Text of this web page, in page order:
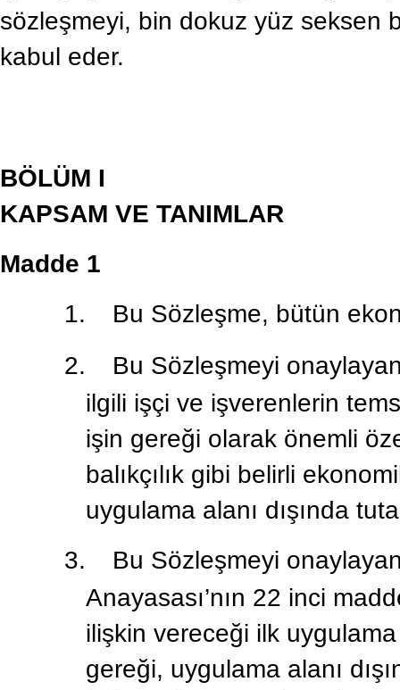
sözleşmeyi, bin dokuz yüz seksen
kabul eder.
BÖLÜM I
KAPSAM VE TANIMLAR
Madde 1
1.
Bu Sözleşme, bütün
2.
Bu Sözleşmeyi
ilgili işçi ve işverenlerin
işin gereği olarak önemli
balıkçılık gibi belirli
uygulama alanı dışında
3.
Bu Sözleşmeyi
Anayasası’nın 22 inci
ilişkin vereceği ilk
gereği, uygulama alanı